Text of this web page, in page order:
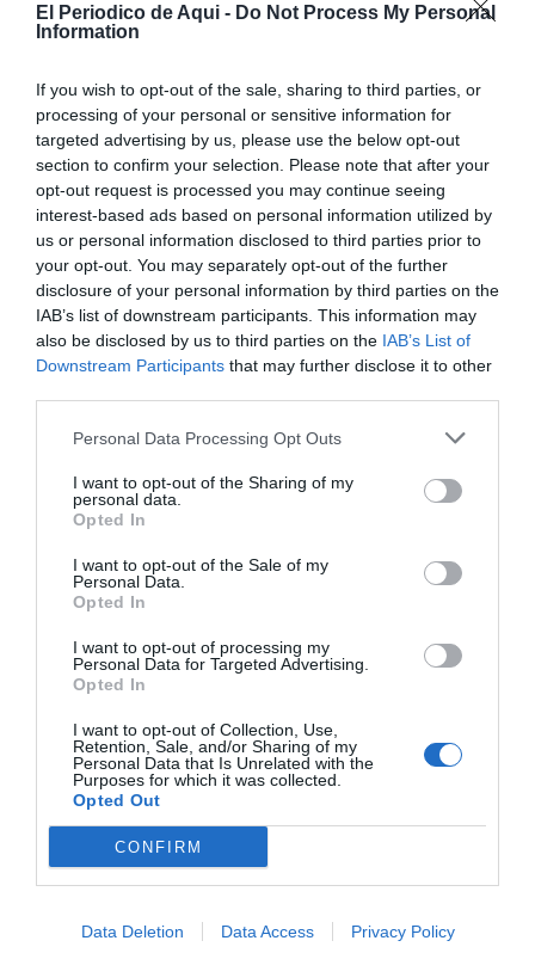
El Periodico de Aqui - Do Not Process My Personal
Information
If you wish to opt-out of the sale, sharing to third parties, or
processing of your personal or sensitive information for
targeted advertising by us, please use the below opt-out
section to confirm your selection. Please note that after your
opt-out request is processed you may continue seeing
interest-based ads based on personal information utilized by
us or personal information disclosed to third parties prior to
your opt-out. You may separately opt-out of the further
disclosure of your personal information by third parties on the
IAB’s list of downstream participants. This information may
also be disclosed by us to third parties on the IAB’s List of
Downstream Participants that may further disclose it to other
Personal Data Processing Opt Outs
I want to opt-out of the Sharing of my
personal data.
Opted In
I want to opt-out of the Sale of my
Personal Data.
Opted In
I want to opt-out of processing my
Personal Data for Targeted Advertising.
Opted In
I want to opt-out of Collection, Use,
Retention, Sale, and/or Sharing of my
Personal Data that Is Unrelated with the
Purposes for which it was collected.
Opted Out
CONFIRM
Data Deletion Data Access Privacy Policy
El centro contará contres consultas: una de Medicina
de Familia y Comunitaria, otra de Enfermería y una
tercera destinada al descanso del personal de la
ambulancia de Transporte No Asistido (TNA),
disponible las 24 horas.
La localidad dispone además de un centro de salud
que presta asistencia a sus más de 21.000 habitantes.